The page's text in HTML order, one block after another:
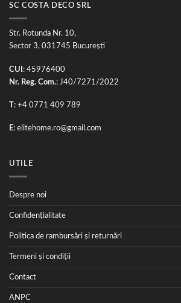
SC COSTA DECO SRL
Str. Rotunda Nr. 10,
Sector 3, 031745 București
CUI : 45976400
Nr. Reg. Com.: J40/7271/2022
T: +4 0771 409 789
E: elitehome.ro@gmail.com
UTILE
Despre noi
Confidențialitate
Politica de rambursări și returnări
Termeni și condiții
Contact
ANPC